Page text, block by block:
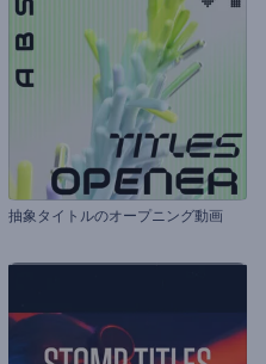
抽象タイトルのオープニング動画